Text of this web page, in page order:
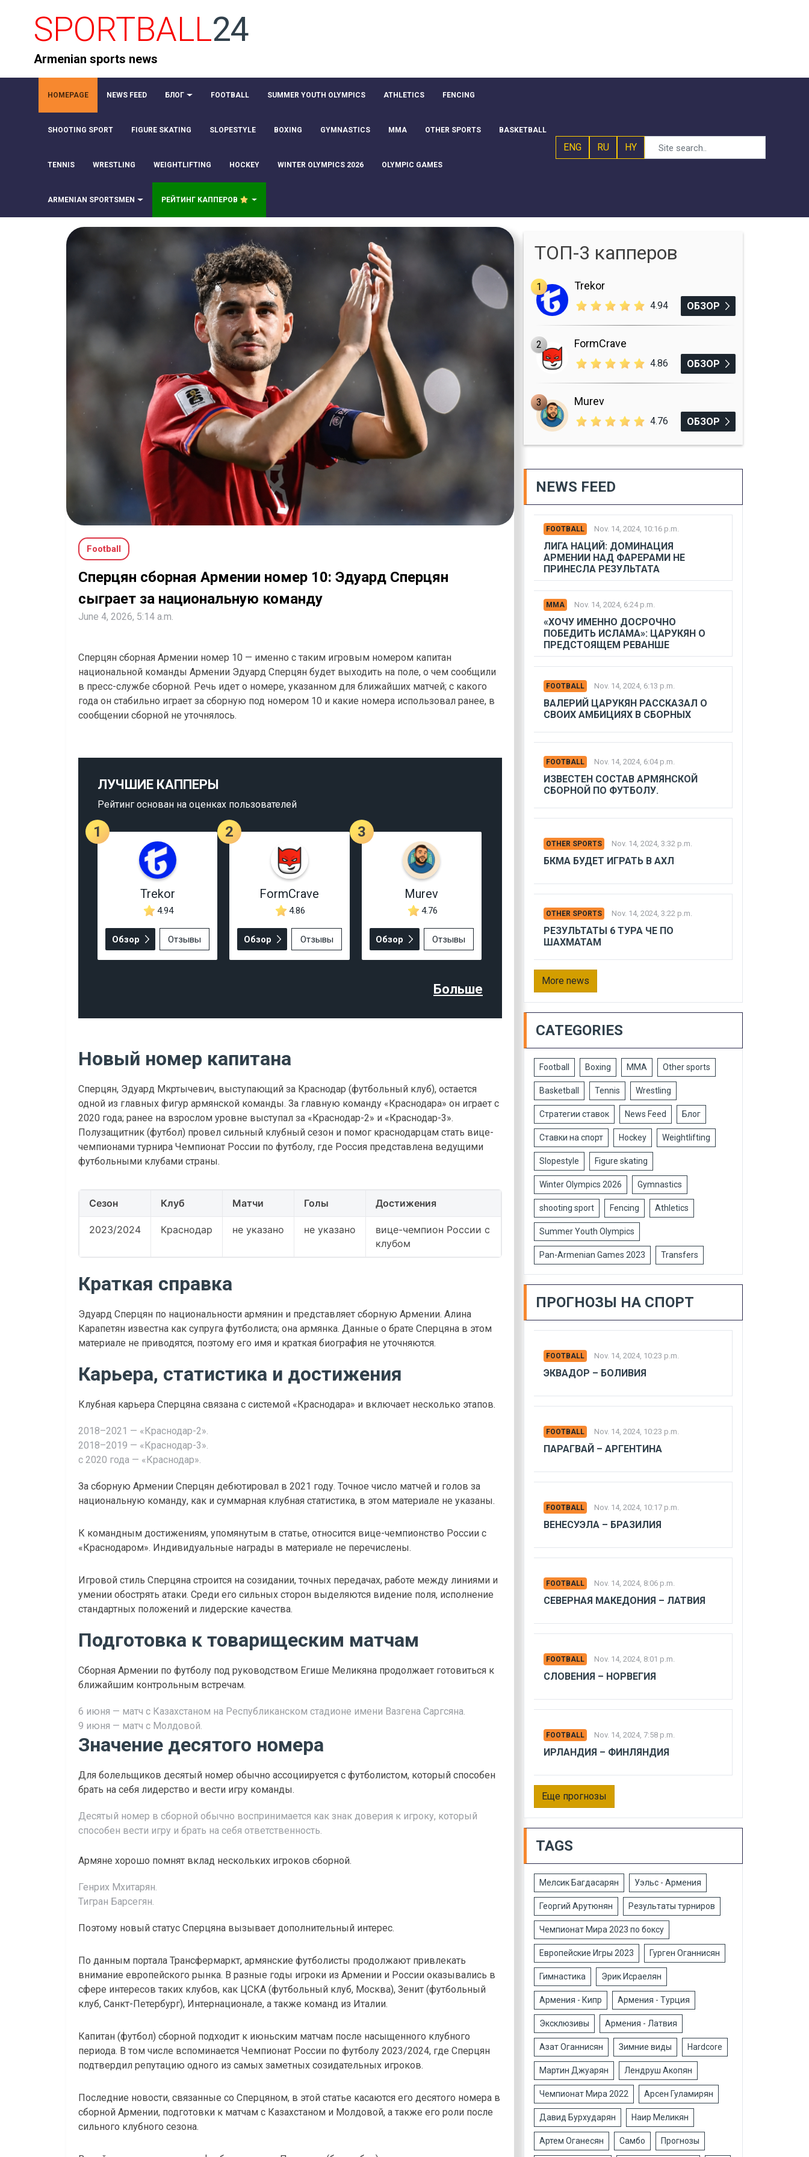
SPORTBALL24
Armenian sports news
HOMEPAGE NEWS FEED БЛОГ FOOTBALL SUMMER YOUTH OLYMPICS ATHLETICS FENCING
SHOOTING SPORT FIGURE SKATING SLOPESTYLE BOXING GYMNASTICS MMA OTHER SPORTS BASKETBALL
TENNIS WRESTLING WEIGHTLIFTING HOCKEY WINTER OLYMPICS 2026 OLYMPIC GAMES
ARMENIAN SPORTSMEN РЕЙТИНГ КАППЕРОВ
ENG RU HY
Football
Сперцян сборная Армении номер 10: Эдуард Сперцян
сыграет за национальную команду
June 4, 2026, 5:14 a.m.
Сперцян сборная Армении номер 10 — именно с таким игровым номером капитан
национальной команды Армении Эдуард Сперцян будет выходить на поле, о чем сообщили
в пресс-службе сборной. Речь идет о номере, указанном для ближайших матчей; с какого
года он стабильно играет за сборную под номером 10 и какие номера использовал ранее, в
сообщении сборной не уточнялось.
ЛУЧШИЕ КАППЕРЫ
Рейтинг основан на оценках пользователей
1
Trekor
4.94
Обзор Отзывы
2
FormCrave
4.86
Обзор Отзывы
3
Murev
4.76
Обзор Отзывы
Больше
Новый номер капитана
Сперцян, Эдуард Мкртычевич, выступающий за Краснодар (футбольный клуб), остается
одной из главных фигур армянской команды. За главную команду «Краснодара» он играет с
2020 года; ранее на взрослом уровне выступал за «Краснодар-2» и «Краснодар-3».
Полузащитник (футбол) провел сильный клубный сезон и помог краснодарцам стать вице-
чемпионами турнира Чемпионат России по футболу, где Россия представлена ведущими
футбольными клубами страны.
Сезон Клуб Матчи Голы Достижения
2023/2024 Краснодар не указано не указано
вице-чемпион России с
клубом
Краткая справка
Эдуард Сперцян по национальности армянин и представляет сборную Армении. Алина
Карапетян известна как супруга футболиста; она армянка. Данные о брате Сперцяна в этом
материале не приводятся, поэтому его имя и краткая биография не уточняются.
Карьера, статистика и достижения
Клубная карьера Сперцяна связана с системой «Краснодара» и включает несколько этапов.
2018–2021 — «Краснодар-2».
2018–2019 — «Краснодар-3».
с 2020 года — «Краснодар».
За сборную Армении Сперцян дебютировал в 2021 году. Точное число матчей и голов за
национальную команду, как и суммарная клубная статистика, в этом материале не указаны.
К командным достижениям, упомянутым в статье, относится вице-чемпионство России с
«Краснодаром». Индивидуальные награды в материале не перечислены.
Игровой стиль Сперцяна строится на созидании, точных передачах, работе между линиями и
умении обострять атаки. Среди его сильных сторон выделяются видение поля, исполнение
стандартных положений и лидерские качества.
Подготовка к товарищеским матчам
Сборная Армении по футболу под руководством Егише Меликяна продолжает готовиться к
ближайшим контрольным встречам.
6 июня — матч с Казахстаном на Республиканском стадионе имени Вазгена Саргсяна.
9 июня — матч с Молдовой.
Значение десятого номера
Для болельщиков десятый номер обычно ассоциируется с футболистом, который способен
брать на себя лидерство и вести игру команды.
Десятый номер в сборной обычно воспринимается как знак доверия к игроку, который
способен вести игру и брать на себя ответственность.
Армяне хорошо помнят вклад нескольких игроков сборной.
Генрих Мхитарян.
Тигран Барсегян.
Поэтому новый статус Сперцяна вызывает дополнительный интерес.
По данным портала Трансфермаркт, армянские футболисты продолжают привлекать
внимание европейского рынка. В разные годы игроки из Армении и России оказывались в
сфере интересов таких клубов, как ЦСКА (футбольный клуб, Москва), Зенит (футбольный
клуб, Санкт-Петербург), Интернационале, а также команд из Италии.
Капитан (футбол) сборной подходит к июньским матчам после насыщенного клубного
периода. В том числе вспоминается Чемпионат России по футболу 2023/2024, где Сперцян
подтвердил репутацию одного из самых заметных созидательных игроков.
Последние новости, связанные со Сперцяном, в этой статье касаются его десятого номера в
сборной Армении, подготовки к матчам с Казахстаном и Молдовой, а также его роли после
сильного клубного сезона.
ТОП-3 капперов
1 Trekor
4.94 ОБЗОР
2 FormCrave
4.86 ОБЗОР
3 Murev
4.76 ОБЗОР
NEWS FEED
FOOTBALL Nov. 14, 2024, 10:16 p.m.
ЛИГА НАЦИЙ: ДОМИНАЦИЯ
АРМЕНИИ НАД ФАРЕРАМИ НЕ
ПРИНЕСЛА РЕЗУЛЬТАТА
MMA Nov. 14, 2024, 6:24 p.m.
«ХОЧУ ИМЕННО ДОСРОЧНО
ПОБЕДИТЬ ИСЛАМА»: ЦАРУКЯН О
ПРЕДСТОЯЩЕМ РЕВАНШЕ
FOOTBALL Nov. 14, 2024, 6:13 p.m.
ВАЛЕРИЙ ЦАРУКЯН РАССКАЗАЛ О
СВОИХ АМБИЦИЯХ В СБОРНЫХ
FOOTBALL Nov. 14, 2024, 6:04 p.m.
ИЗВЕСТЕН СОСТАВ АРМЯНСКОЙ
СБОРНОЙ ПО ФУТБОЛУ.
OTHER SPORTS Nov. 14, 2024, 3:32 p.m.
БКМА БУДЕТ ИГРАТЬ В АХЛ
OTHER SPORTS Nov. 14, 2024, 3:22 p.m.
РЕЗУЛЬТАТЫ 6 ТУРА ЧЕ ПО
ШАХМАТАМ
More news
CATEGORIES
Football Boxing MMA Other sports
Basketball Tennis Wrestling
Стратегии ставок News Feed Блог
Ставки на спорт Hockey Weightlifting
Slopestyle Figure skating
Winter Olympics 2026 Gymnastics
shooting sport Fencing Athletics
Summer Youth Olympics
Pan-Armenian Games 2023 Transfers
ПРОГНОЗЫ НА СПОРТ
FOOTBALL Nov. 14, 2024, 10:23 p.m.
ЭКВАДОР – БОЛИВИЯ
FOOTBALL Nov. 14, 2024, 10:23 p.m.
ПАРАГВАЙ – АРГЕНТИНА
FOOTBALL Nov. 14, 2024, 10:17 p.m.
ВЕНЕСУЭЛА – БРАЗИЛИЯ
FOOTBALL Nov. 14, 2024, 8:06 p.m.
СЕВЕРНАЯ МАКЕДОНИЯ – ЛАТВИЯ
FOOTBALL Nov. 14, 2024, 8:01 p.m.
СЛОВЕНИЯ – НОРВЕГИЯ
FOOTBALL Nov. 14, 2024, 7:58 p.m.
ИРЛАНДИЯ – ФИНЛЯНДИЯ
Еще прогнозы
TAGS
Мелсик Багдасарян Уэльс - Армения
Георгий Арутюнян Результаты турниров
Чемпионат Мира 2023 по боксу
Европейские Игры 2023 Гурген Оганнисян
Гимнастика Эрик Исраелян
Армения - Кипр Армения - Турция
Эксклюзивы Армения - Латвия
Азат Оганнисян Зимние виды Hardcore
Мартин Джуарян Лендруш Акопян
Чемпионат Мира 2022 Арсен Гуламирян
Давид Бурхударян Наир Меликян
Артем Оганесян Самбо Прогнозы